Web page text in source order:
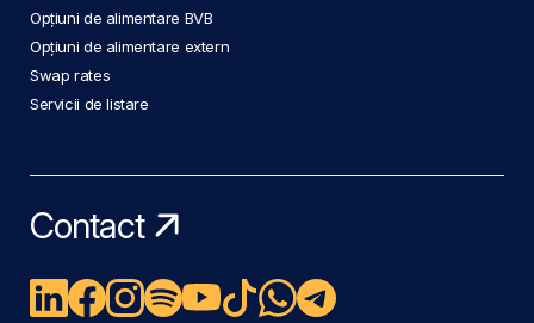
Opțiuni de alimentare BVB
Opțiuni de alimentare extern
Swap rates
Servicii de listare
Contact